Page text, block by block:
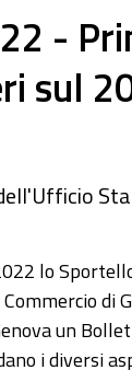
-
sul
lo
di
un
i diversi